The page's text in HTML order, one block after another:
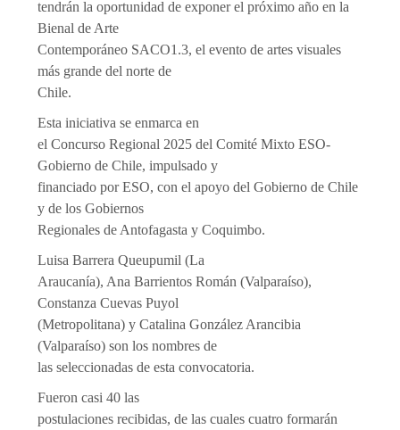
tendrán la oportunidad de exponer el próximo año en la
Bienal de Arte
Contemporáneo SACO1.3, el evento de artes visuales
más grande del norte de
Chile.
Esta iniciativa se enmarca en
el Concurso Regional 2025 del Comité Mixto ESO-
Gobierno de Chile, impulsado y
financiado por ESO, con el apoyo del Gobierno de Chile
y de los Gobiernos
Regionales de Antofagasta y Coquimbo.
Luisa Barrera Queupumil (La
Araucanía), Ana Barrientos Román (Valparaíso),
Constanza Cuevas Puyol
(Metropolitana) y Catalina González Arancibia
(Valparaíso) son los nombres de
las seleccionadas de esta convocatoria.
Fueron casi 40 las
postulaciones recibidas, de las cuales cuatro formarán